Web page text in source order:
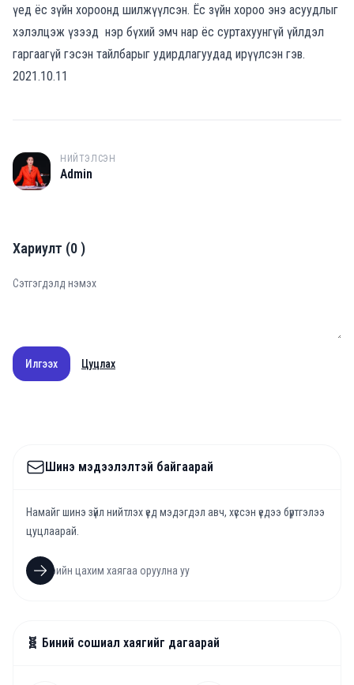
үед ёс зүйн хороонд шилжүүлсэн. Ёс зүйн хороо энэ асуудлыг
хэлэлцэж үзээд нэр бүхий эмч нар ёс суртахуунгүй үйлдэл
гаргаагүй гэсэн тайлбарыг удирдлагуудад ирүүлсэн гэв.
2021.10.11
A
НИЙТЭЛСЭН
Admin
Хариулт (0)
Илгээх Цуцлах
Шинэ мэдээлэлтэй байгаарай
Намайг шинэ зүйл нийтлэх үед мэдэгдэл авч, хүссэн үедээ бүртгэлээ
цуцлаарай.
🧬 Биний сошиал хаягийг дагаарай